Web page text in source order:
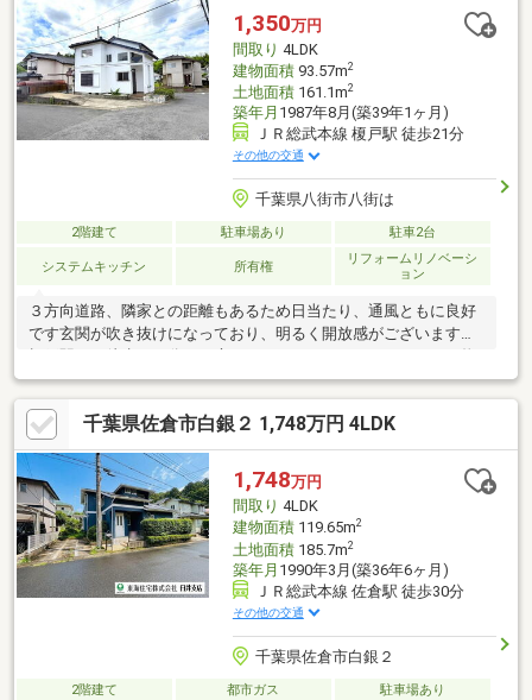
1,350万円
間取り 4LDK
建物面積93.57m2
土地面積161.1m2
築年月 1987年8月(築39年1ヶ月)
ＪＲ総武本線 榎戸駅 徒歩21分
その他の交通
千葉県八街市八街は
2階建て 駐車場あり 駐車2台
システムキッチン 所有権
リフォームリノベーシ
ョン
３方向道路、隣家との距離もあるため日当たり、通風ともに良好
です玄関が吹き抜けになっており、明るく開放感がございます！
件！集中浄化槽管理費用３，５００円／月
千葉県佐倉市白銀２ 1,748万円 4LDK
1,748万円
間取り 4LDK
建物面積119.65m2
土地面積185.7m2
築年月 1990年3月(築36年6ヶ月)
ＪＲ総武本線 佐倉駅 徒歩30分
その他の交通
千葉県佐倉市白銀２
2階建て 都市ガス 駐車場あり